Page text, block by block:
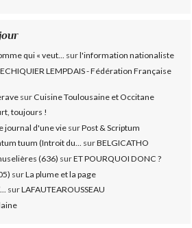
qui « veut... surl'information nationaliste
ECHIQUIER LEMPDAIS - Fédération Française
surCuisine Toulousaine et Occitane
toujours !
journal d'une viesurPost & Scriptum
tuum (Introit du... surBELGICATHO
(636) surET POURQUOI DONC ?
surLa plume et la page
surLAFAUTEAROUSSEAU